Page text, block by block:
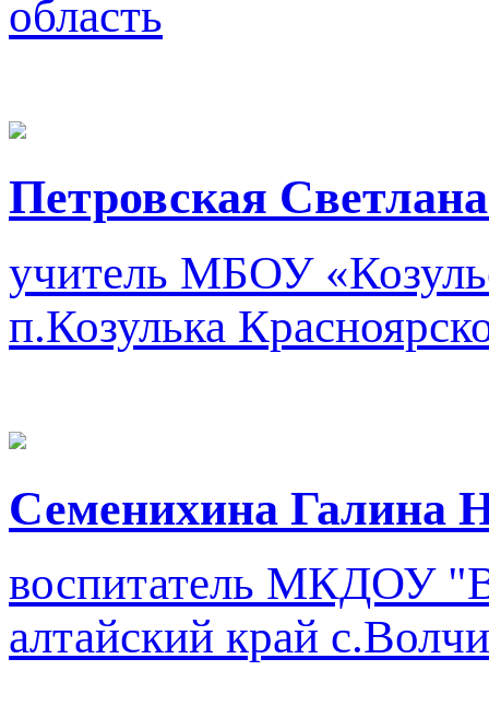
область
Петровская
учитель МБОУ
п.Козулька
Семенихина Галина
воспитатель МКДОУ
алтайский край